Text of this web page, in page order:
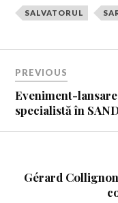
SALVATORUL
PREVIOUS
Eveniment-
specialistă în
Gérard